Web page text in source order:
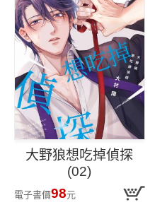
大野狼想吃掉偵探
(02)
電子書價98元